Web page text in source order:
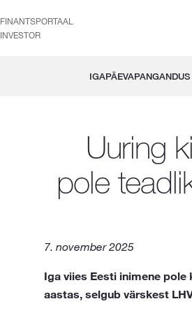
FINANTSPORTAAL
INVESTOR
IGAPÄEVAPANGANDUS
Uuring
pole
7. november 2025
Iga viies Eesti inimene
aastas, selgub värskest